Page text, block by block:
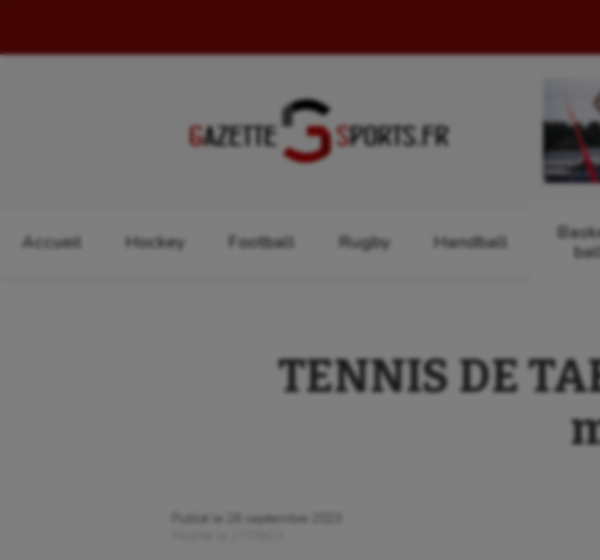
Accueil Hockey Football Rugby Handball
TENNIS DE
Publié le
26 septembre 2023